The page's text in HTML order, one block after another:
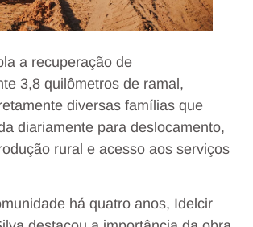
a recuperação de
3,8 quilômetros de ramal,
diversas famílias que
diariamente para deslocamento,
rural e acesso aos serviços
há quatro anos, Idelcir